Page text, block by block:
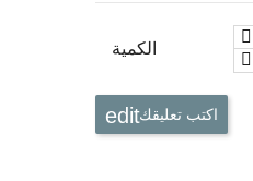
الكمية
اكتب تعليقك